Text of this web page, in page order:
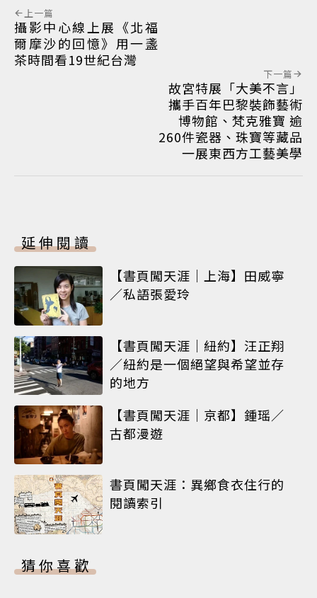
上一篇
攝影中心線上展《北福
爾摩沙的回憶》用一盞
茶時間看19世紀台灣
下一篇
故宮特展「大美不言」
攜手百年巴黎裝飾藝術
博物館、梵克雅寶 逾
260件瓷器、珠寶等藏品
一展東西方工藝美學
延伸閱讀
【書頁闖天涯｜上海】田威寧
／私語張愛玲
【書頁闖天涯｜紐約】汪正翔
／紐約是一個絕望與希望並存
的地方
【書頁闖天涯｜京都】鍾瑶／
古都漫遊
書頁闖天涯：異鄉食衣住行的
閱讀索引
猜你喜歡